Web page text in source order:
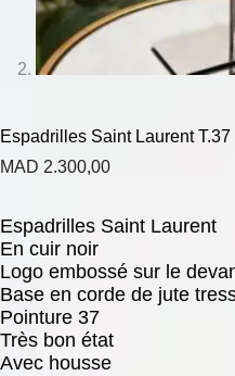
Espadrilles Saint Laurent T.37
MAD 2.300,00
Espadrilles Saint Laurent
En cuir noir
Logo embossé sur le
Base en corde de jute
Pointure 37
Très bon état
Avec housse